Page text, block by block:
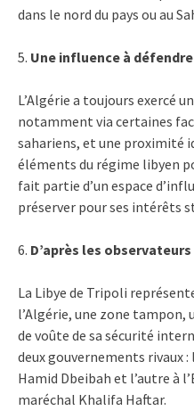
dans le nord du pays ou au
5. Une influence à défendre
L’Algérie a toujours exercé
notamment via certaines
sahariens, et une proximité
éléments du régime libyen
fait partie d’un espace
préserver pour ses intérêts
6. D’après les
La Libye de Tripoli
l’Algérie, une zone tampon,
de voûte de sa sécurité
deux gouvernements rivaux
Hamid Dbeibah et l’autre à
maréchal Khalifa Haftar.